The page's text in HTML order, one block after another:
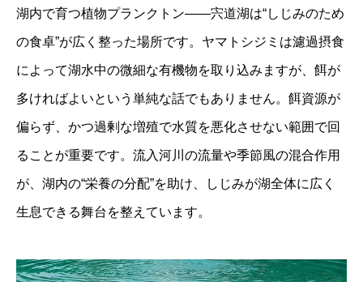
湖内で育つ植物プランクトン——宍道湖は“しじみのため
の食卓”が広く整った場所です。ヤマトシジミは濾過摂食
によって湖水中の微細な有機物を取り込みますが、餌が
多ければよいという単純な話でもありません。餌資源が
偏らず、かつ過剰な増殖で水質を悪化させない範囲で回
ることが重要です。流入河川の流量や季節風の混合作用
が、湖内の“栄養の分配”を助け、しじみが湖全体に広く
生息できる舞台を整えています。